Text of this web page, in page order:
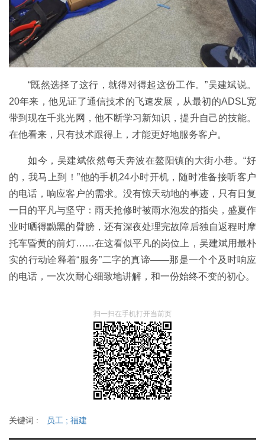
“既然选择了这行，就得对得起这份工作。”吴建斌说。
20年来，他见证了通信技术的飞速发展，从最初的ADSL宽
带到现在千兆光网，他不断学习新知识，提升自己的技能。
在他看来，只有技术跟得上，才能更好地服务客户。
如今，吴建斌依然每天奔波在鳌阳镇的大街小巷。“好
的，我马上到！”他的手机24小时开机，随时准备接听客户
的电话，响应客户的需求。没有惊天动地的事迹，只有日复
一日的平凡与坚守：雨天抢修时被雨水泡发的指尖，盛夏作
业时晒得黝黑的臂膀，还有深夜处理完故障后独自返程时摩
托车昏黄的前灯……在这看似平凡的岗位上，吴建斌用最朴
实的行动诠释着“服务”二字的真谛——那是一个个及时响应
的电话，一次次耐心细致地讲解，和一份始终不变的初心。
扫一扫在手机打开当前页
关键词 : 员工 ; 福建